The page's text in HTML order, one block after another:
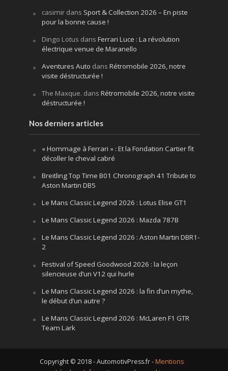
casimirdans Sport & Collection 2026 – En piste
pour la bonne cause !
Dingo Lotus dans Ferrari Luce : La révolution
électrique venue de Maranello
Aventures Auto dans Rétromobile 2026, notre
visite déstructurée !
The Maxque. dans Rétromobile 2026, notre visite
déstructurée !
Nos derniers articles
« Hommage à Ferrari » : Et la Fondation Cartier fit
décoller le cheval cabré
Breitling Top Time B01 Chronograph 41 Tribute to
Aston Martin DB5
Le Mans Classic Legend 2026 : Lotus Elise GT1
Le Mans Classic Legend 2026 : Mazda 787B
Le Mans Classic Legend 2026 : Aston Martin DBR1-
2
Festival of Speed Goodwood 2026 : la leçon
silencieuse d’un V12 qui hurle
Le Mans Classic Legend 2026 : la fin d’un mythe,
le début d’un autre ?
Le Mans Classic Legend 2026 : McLaren F1 GTR
Team Lark
Copyright © 2018 - AutomotivPress.fr -Mentions